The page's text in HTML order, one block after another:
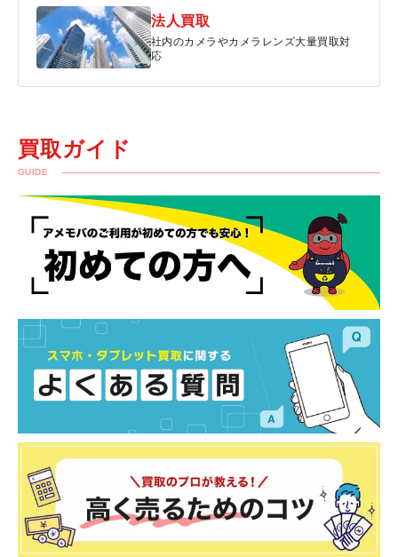
法人買取
社内のカメラやカメラレンズ大量買取対
応
買取ガイド
GUIDE